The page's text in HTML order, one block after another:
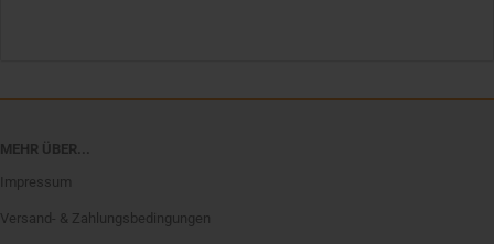
MEHR ÜBER...
Impressum
Versand- & Zahlungsbedingungen